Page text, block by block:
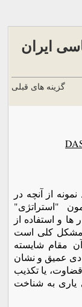
ایران
گزینه های قبلی
از آنچه در
"استراتژی"
ها و استفاده از
مشکل کلی است
مقام شایسته
عمیق و نشان
یا تکذیب
یاری به شناخت